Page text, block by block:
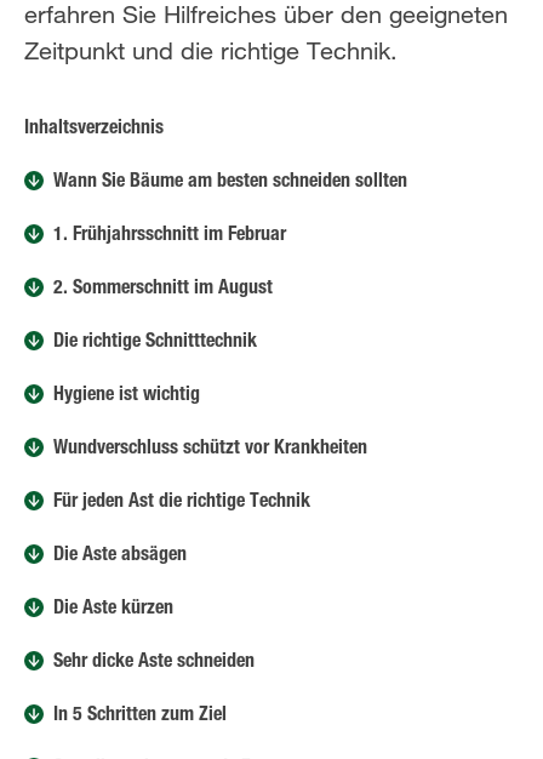
erfahren Sie Hilfreiches über den geeigneten
Zeitpunkt und die richtige Technik.
Inhaltsverzeichnis
Wann Sie Bäume am besten schneiden sollten
1. Frühjahrsschnitt im Februar
2. Sommerschnitt im August
Die richtige Schnitttechnik
Hygiene ist wichtig
Wundverschluss schützt vor Krankheiten
Für jeden Ast die richtige Technik
Die Äste absägen
Die Äste kürzen
Sehr dicke Äste schneiden
In 5 Schritten zum Ziel